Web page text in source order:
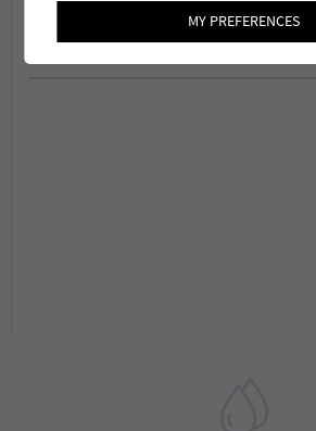
Préfiltration, Ultrafiltration,
Post-chloration
MY PREFERENCES